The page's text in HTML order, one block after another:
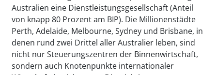
Australien eine Dienstleistungsgesellschaft (Anteil
von knapp 80 Prozent am BIP). Die Millionenstädte
Perth, Adelaide, Melbourne, Sydney und Brisbane, in
denen rund zwei Drittel aller Australier leben, sind
nicht nur Steuerungszentren der Binnenwirtschaft,
sondern auch Knotenpunkte internationaler